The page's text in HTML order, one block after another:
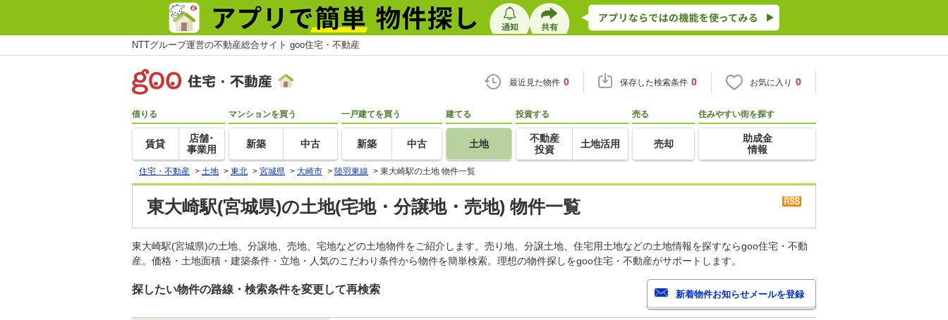
NTTグループ運営の不動産総合サイト goo住宅・不動産
最近見た物件 0 保存した検索条件 0 お気に入り 0
借りる
賃貸
店舗･
事業用
マンションを買う
新築 中古
一戸建てを買う
新築 中古
建てる
土地
投資する
不動産
投資
土地活用
売る
売却
住みやすい街を探す
助成金
情報
住宅・不動産 > 土地 > 東北 > 宮城県 > 大崎市 > 陸羽東線 > 東大崎駅の土地 物件一覧
東大崎駅(宮城県)の土地(宅地・分譲地・売地) 物件一覧
東大崎駅(宮城県)の土地、分譲地、売地、宅地などの土地物件をご紹介します。売り地、分譲土地、住宅用土地などの土地情報を探すならgoo住宅・不動
産。価格・土地面積・建築条件・立地・人気のこだわり条件から物件を簡単検索。理想の物件探しをgoo住宅・不動産がサポートします。
探したい物件の路線・検索条件を変更して再検索